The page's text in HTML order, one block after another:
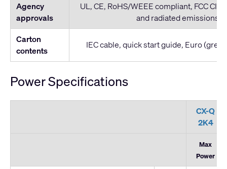
Agency
approvals
UL, CE, RoHS/WEEE compliant, FCC
and radiated emissions)
Carton
contents
IEC cable, quick start guide, Euro
Power Specifications
CX-Q
2K4
Max
Power